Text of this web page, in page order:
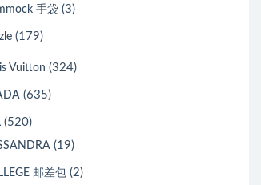
手袋 (3)
(179)
Vuitton (324)
(635)
(520)
(19)
邮差包 (2)